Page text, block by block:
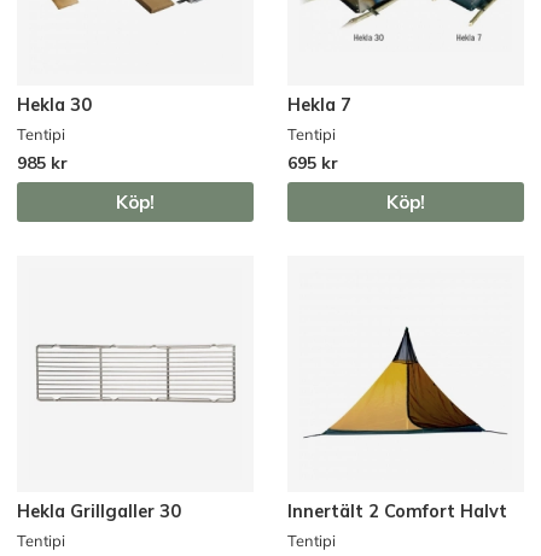
Hekla 30
Tentipi
985 kr
Köp!
Hekla 7
Tentipi
695 kr
Köp!
Hekla Grillgaller 30
Tentipi
Innertält 2 Comfort Halvt
Tentipi